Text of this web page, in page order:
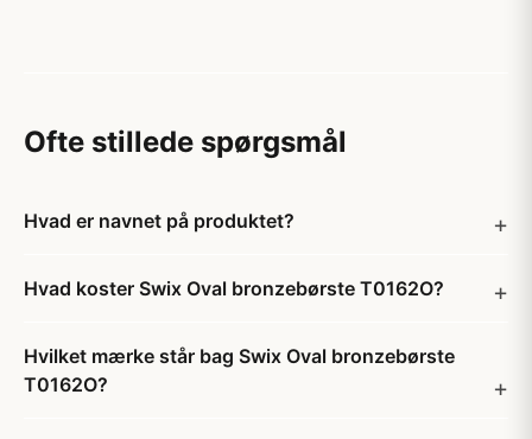
Ofte stillede spørgsmål
Hvad er navnet på produktet?
Hvad koster Swix Oval bronzebørste T0162O?
Hvilket mærke står bag Swix Oval bronzebørste
T0162O?